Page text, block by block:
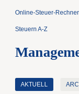
Online-Steuer-Rechner
Steuern A-Z
AKTUELL